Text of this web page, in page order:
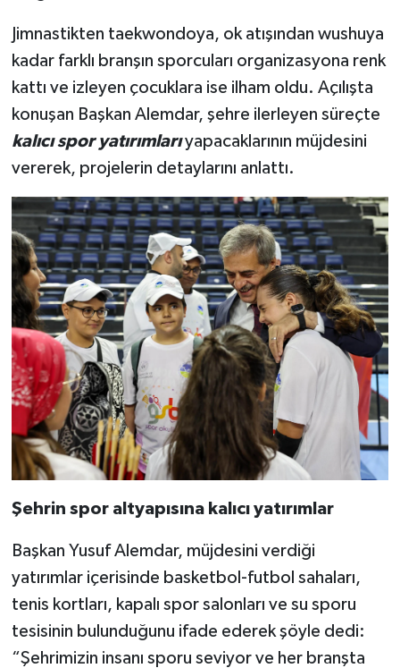
Jimnastikten taekwondoya, ok atışından wushuya
kadar farklı branşın sporcuları organizasyona renk
kattı ve izleyen çocuklara ise ilham oldu. Açılışta
konuşan Başkan Alemdar, şehre ilerleyen süreçte
kalıcı spor yatırımlarıyapacaklarının müjdesini
vererek, projelerin detaylarını anlattı.
Şehrin spor altyapısına kalıcı yatırımlar
Başkan Yusuf Alemdar, müjdesini verdiği
yatırımlar içerisinde basketbol-futbol sahaları,
tenis kortları, kapalı spor salonları ve su sporu
tesisinin bulunduğunu ifade ederek şöyle dedi:
“Şehrimizin insanı sporu seviyor ve her branşta